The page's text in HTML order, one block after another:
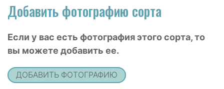
Добавить фотографию сорта
Если у вас есть фотография этого сорта, то
вы можете добавить ее.
ДОБАВИТЬ ФОТОГРАФИЮ